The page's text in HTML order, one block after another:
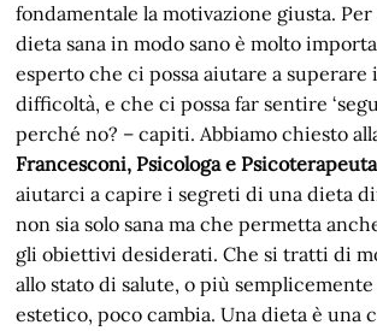
fondamentale la motivazione giusta.
dieta sana in modo sano è molto
esperto che ci possa aiutare a
difficoltà, e che ci possa far sentire
perché no? – capiti. Abbiamo chiesto
Francesconi, Psicologa e
aiutarci a capire i segreti di una dieta
non sia solo sana ma che permetta
gli obiettivi desiderati. Che si tratti di
allo stato di salute, o più
estetico, poco cambia. Una dieta è una